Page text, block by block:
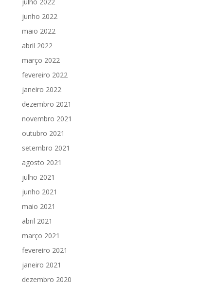
julho 2022
junho 2022
maio 2022
abril 2022
março 2022
fevereiro 2022
janeiro 2022
dezembro 2021
novembro 2021
outubro 2021
setembro 2021
agosto 2021
julho 2021
junho 2021
maio 2021
abril 2021
março 2021
fevereiro 2021
janeiro 2021
dezembro 2020